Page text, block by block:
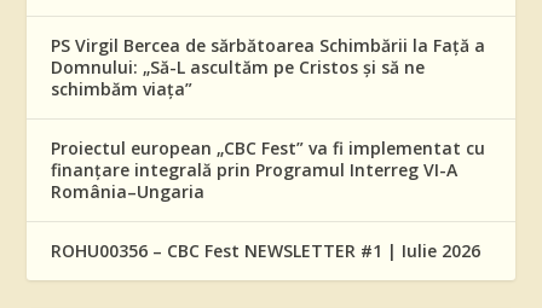
PS Virgil Bercea de sărbătoarea Schimbării la Față a
Domnului: „Să-L ascultăm pe Cristos și să ne
schimbăm viața”
Proiectul european „CBC Fest” va fi implementat cu
finanțare integrală prin Programul Interreg VI-A
România–Ungaria
ROHU00356 – CBC Fest NEWSLETTER #1 | Iulie 2026